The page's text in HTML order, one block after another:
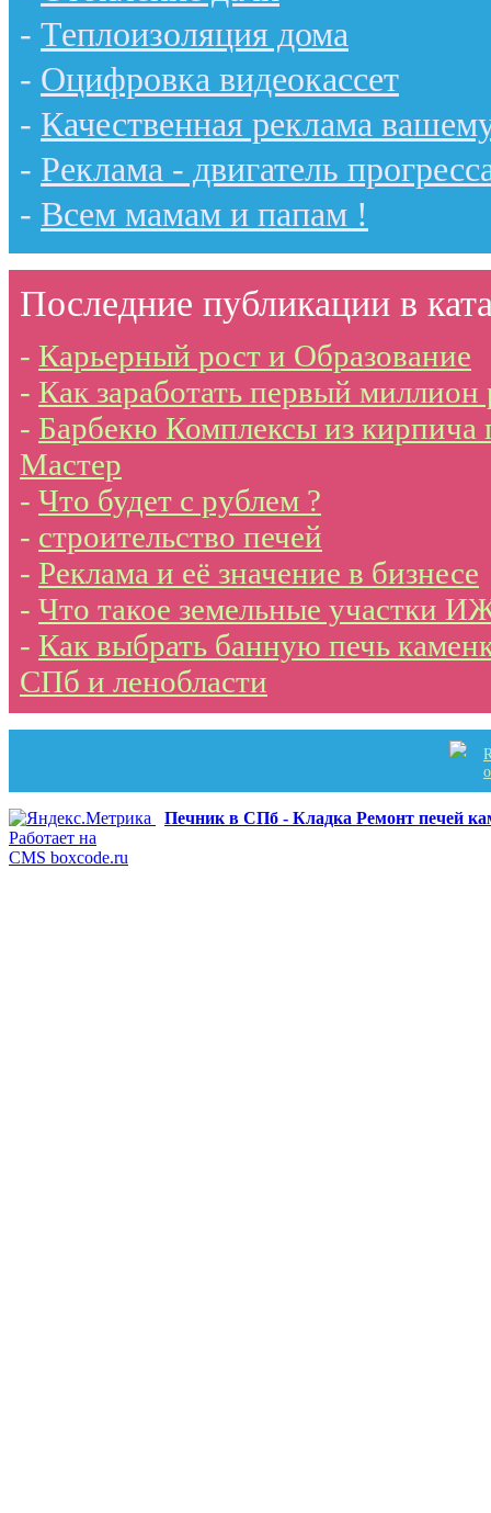
- Теплоизоляция дома
- Оцифровка видеокассет
- Качественная реклама
- Реклама - двигатель
- Всем мамам и папам !
Последние публикации в
- Карьерный рост и Образование
- Как заработать первый миллион
- Барбекю Комплексы из
Мастер
- Что будет с рублем ?
- строительство печей
- Реклама и её значение в бизнесе
- Что такое земельные участки
- Как выбрать банную печь
СПб и ленобласти
Печник в СПб - Кладка Ремонт печей
Работает на
CMS boxcode.ru